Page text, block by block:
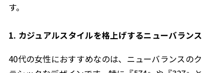
す。
1. カジュアルスタイルを格上げするニューバランス
40代の女性におすすめなのは、ニューバランスのク